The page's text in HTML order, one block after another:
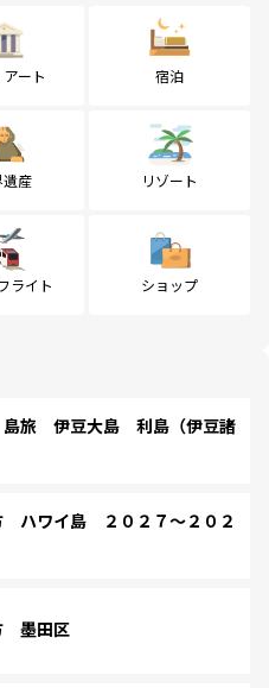
ート 宿泊
遺産 リゾート
ライト ショップ
旅 伊豆大島 利島（伊豆諸
ハワイ島 ２０２７～２０２
墨田区